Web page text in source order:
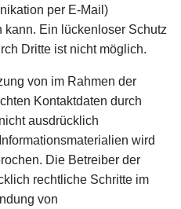
per E-Mail)
Ein lückenloser Schutz
Dritte ist nicht möglich.
von im Rahmen der
Kontaktdaten durch
ausdrücklich
wird
Die Betreiber der
rechtliche Schritte im
von